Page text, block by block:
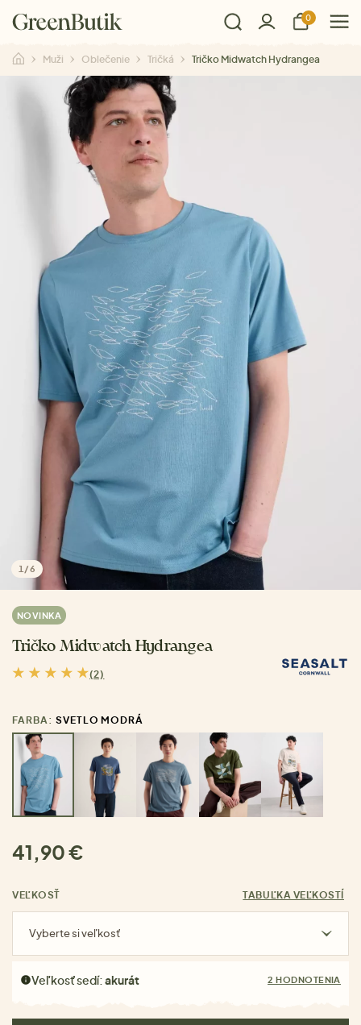
0
Muži Oblečenie Tričká Tričko Midwatch Hydrangea
1 /6
NOVINKA
Tričko Midwatch Hydrangea
(2)
FARBA: SVETLO MODRÁ
41,90 €
VEĽKOSŤ TABUĽKA VEĽKOSTÍ
Vyberte si veľkosť
Veľkosť sedí:akurát 2 HODNOTENIA